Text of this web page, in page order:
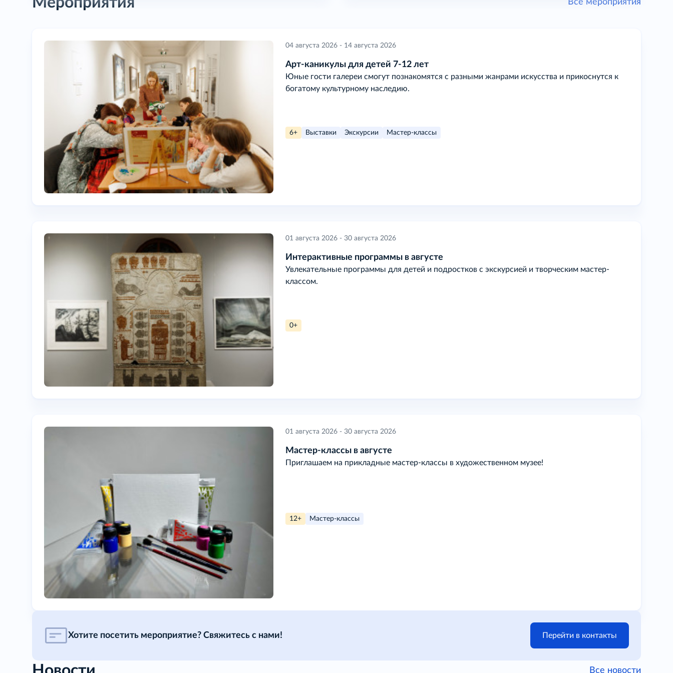
Все мероприятия
04 августа 2026 - 14 августа 2026
Арт-каникулы для детей 7-12 лет
Юные гости галереи смогут познакомятся с разными жанрами искусства и прикоснутся к
богатому культурному наследию.
6+ Выставки Экскурсии Мастер-классы
01 августа 2026 - 30 августа 2026
Интерактивные программы в августе
Увлекательные программы для детей и подростков с экскурсией и творческим мастер-
классом.
0+
01 августа 2026 - 30 августа 2026
Мастер-классы в августе
Приглашаем на прикладные мастер-классы в художественном музее!
12+ Мастер-классы
Хотите посетить мероприятие? Свяжитесь с нами! Перейти в контакты
Все новости